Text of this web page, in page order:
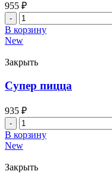
955 ₽
Количество
товара
Пицца
В корзину
New
Закрыть
Супер пицца
935 ₽
Количество
товара
Супер
В корзину
New
Закрыть